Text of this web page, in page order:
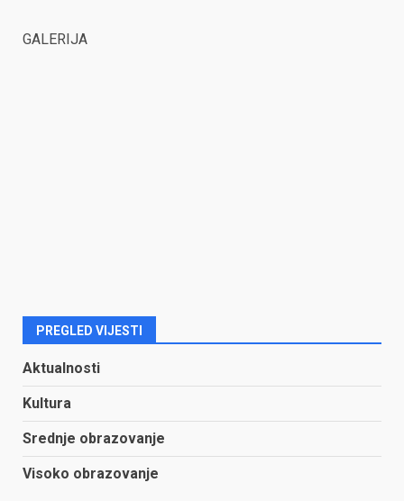
GALERIJA
PREGLED VIJESTI
Aktualnosti
Kultura
Srednje obrazovanje
Visoko obrazovanje